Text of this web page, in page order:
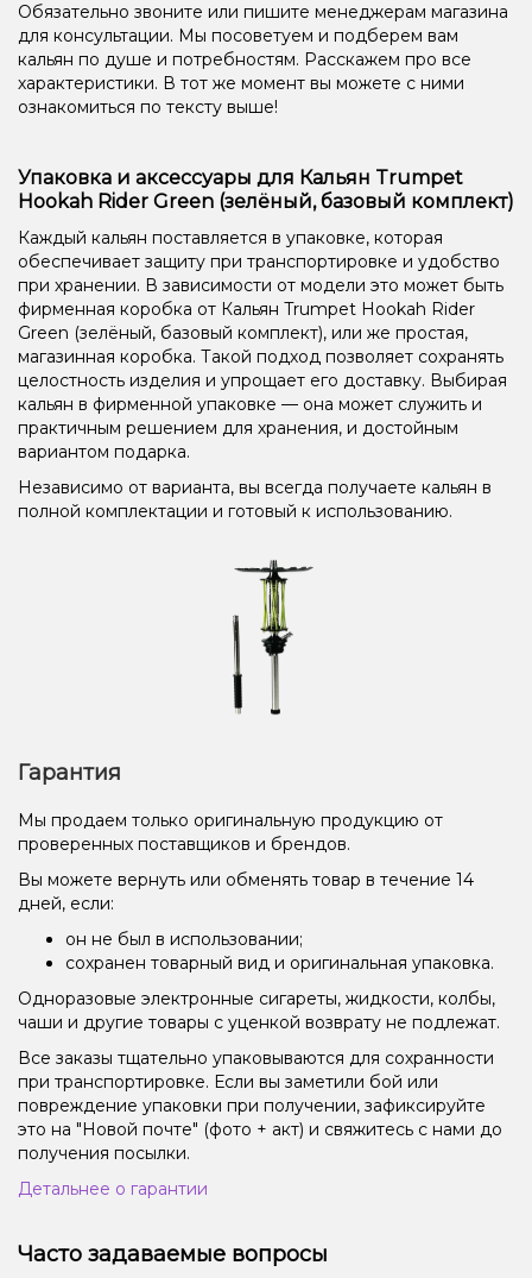
Обязательно звоните или пишите менеджерам магазина
для консультации. Мы посоветуем и подберем вам
кальян по душе и потребностям. Расскажем про все
характеристики. В тот же момент вы можете с ними
ознакомиться по тексту выше!
Упаковка и аксессуары для Кальян Trumpet
Hookah Rider Green (зелёный, базовый комплект)
Каждый кальян поставляется в упаковке, которая
обеспечивает защиту при транспортировке и удобство
при хранении. В зависимости от модели это может быть
фирменная коробка от Кальян Trumpet Hookah Rider
Green (зелёный, базовый комплект), или же простая,
магазинная коробка. Такой подход позволяет сохранять
целостность изделия и упрощает его доставку. Выбирая
кальян в фирменной упаковке — она может служить и
практичным решением для хранения, и достойным
вариантом подарка.
Независимо от варианта, вы всегда получаете кальян в
полной комплектации и готовый к использованию.
Гарантия
Мы продаем только оригинальную продукцию от
проверенных поставщиков и брендов.
Вы можете вернуть или обменять товар в течение 14
дней, если:
он не был в использовании;
сохранен товарный вид и оригинальная упаковка.
Одноразовые электронные сигареты, жидкости, колбы,
чаши и другие товары с уценкой возврату не подлежат.
Все заказы тщательно упаковываются для сохранности
при транспортировке. Если вы заметили бой или
повреждение упаковки при получении, зафиксируйте
это на "Новой почте" (фото + акт) и свяжитесь с нами до
получения посылки.
Детальнее о гарантии
Часто задаваемые вопросы